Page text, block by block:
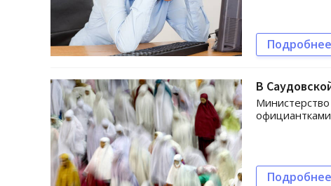
Подробнее
В
официантками
Подробнее